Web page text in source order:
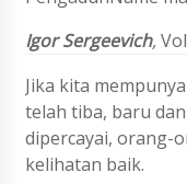
Igor Sergeevich,
Jika kita
telah tiba, baru
dipercayai, orang-
kelihatan baik.